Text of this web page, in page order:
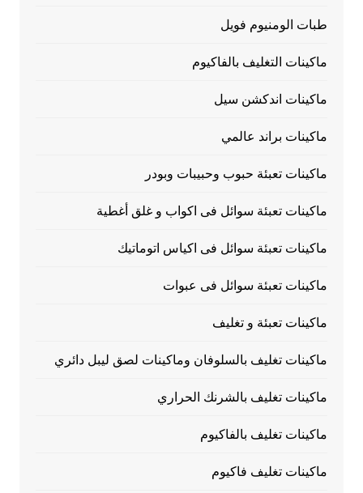
طبات الومنيوم فويل
ماكينات التغليف بالفاكيوم
ماكينات اندكشن سيل
ماكينات براند عالمي
ماكينات تعبئة حبوب وحبيبات وبودر
ماكينات تعبئة سوائل فى اكواب و غلق أغطية
ماكينات تعبئة سوائل فى اكياس اتوماتيك
ماكينات تعبئة سوائل فى عبوات
ماكينات تعبئة و تغليف
ماكينات تغليف بالسلوفان وماكينات لصق ليبل دائري
ماكينات تغليف بالشرنك الحراري
ماكينات تغليف بالفاكيوم
ماكينات تغليف فاكيوم